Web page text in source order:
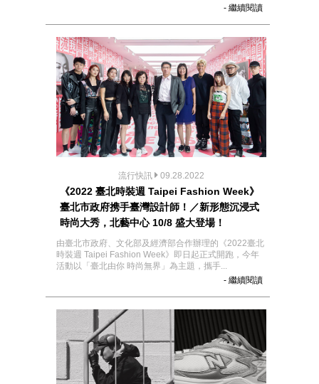
- 繼續閱讀
流行快訊 09.28.2022
《2022 臺北時裝週 Taipei Fashion Week》
臺北市政府携手臺灣設計師！／新形態沉浸式
時尚大秀，北藝中心 10/8 盛大登場！
由臺北市政府、文化部及經濟部合作辦理的《2022臺北
時裝週 Taipei Fashion Week》即日起正式開跑，今年
活動以「臺北由你 時尚無界」為主題，攜手...
- 繼續閱讀